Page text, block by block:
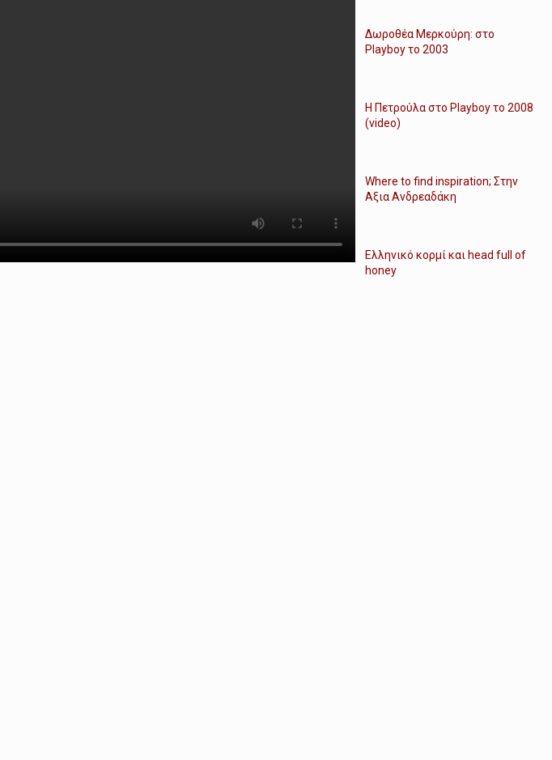
Δωροθέα Μερκούρη: στο
Playboy το 2003
Η Πετρούλα στο Playboy το 2008
(video)
Where to find inspiration; Στην
Αξια Ανδρεαδάκη
Ελληνικό κορμί και head full of
honey